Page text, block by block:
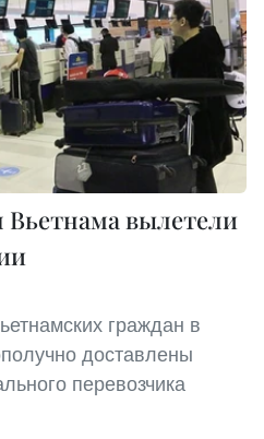
Вьетнама вылетели
граждан в
доставлены
перевозчика